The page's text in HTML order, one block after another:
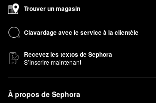
Trouver un magasin
Clavardage avec le service à la clientèle
Recevez les textos de Sephora
S’inscrire maintenant
À propos de Sephora